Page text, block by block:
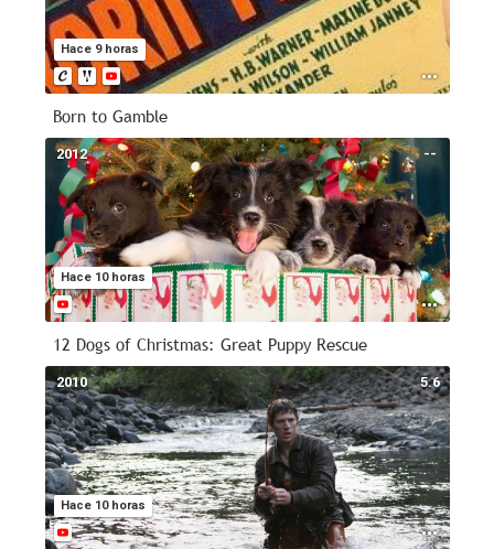
Hace 9 horas
Born to Gamble
--
Hace 10 horas
2012
12 Dogs of Christmas: Great Puppy Rescue
5.6
Hace 10 horas
2010